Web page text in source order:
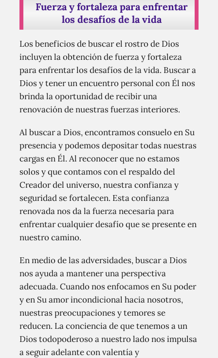
Fuerza y fortaleza para enfrentar
los desafíos de la vida
Los beneficios de buscar el rostro de Dios
incluyen la obtención de fuerza y fortaleza
para enfrentar los desafíos de la vida. Buscar a
Dios y tener un encuentro personal con Él nos
brinda la oportunidad de recibir una
renovación de nuestras fuerzas interiores.
Al buscar a Dios, encontramos consuelo en Su
presencia y podemos depositar todas nuestras
cargas en Él. Al reconocer que no estamos
solos y que contamos con el respaldo del
Creador del universo, nuestra confianza y
seguridad se fortalecen. Esta confianza
renovada nos da la fuerza necesaria para
enfrentar cualquier desafío que se presente en
nuestro camino.
En medio de las adversidades, buscar a Dios
nos ayuda a mantener una perspectiva
adecuada. Cuando nos enfocamos en Su poder
y en Su amor incondicional hacia nosotros,
nuestras preocupaciones y temores se
reducen. La conciencia de que tenemos a un
Dios todopoderoso a nuestro lado nos impulsa
a seguir adelante con valentía y